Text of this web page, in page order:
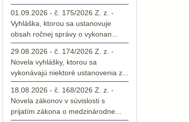
01.09.2026 - č. 175/2026 Z. z. -
Vyhláška, ktorou sa ustanovuje
obsah ročnej správy o vykonan...
29.08.2026 - č. 174/2026 Z. z. -
Novela vyhlášky, ktorou sa
vykonávajú niektoré ustanovenia z...
18.08.2026 - č. 168/2026 Z. z. -
Novela zákonov v súvislosti s
prijatím zákona o medzinárodne...